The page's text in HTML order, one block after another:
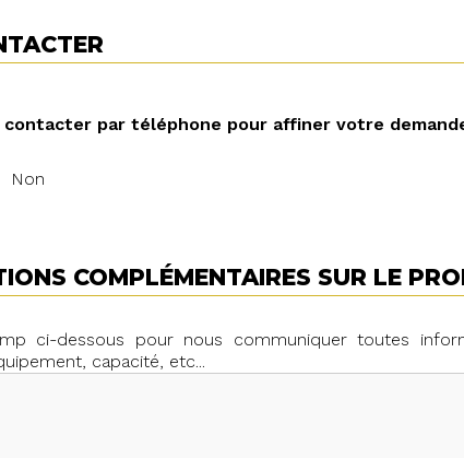
par téléphone pour affiner votre
Non
COMPLÉMENTAIRES SUR LE
ci-dessous pour nous communiquer toutes
capacité, etc...